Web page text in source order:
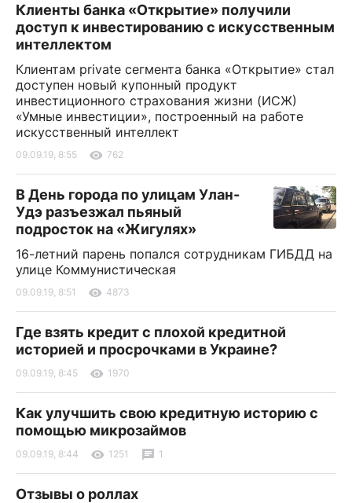
Клиенты банка «Открытие» получили
доступ к инвестированию с искусственным
интеллектом
Клиентам private сегмента банка «Открытие» стал
доступен новый купонный продукт
инвестиционного страхования жизни (ИСЖ)
«Умные инвестиции», построенный на работе
искусственный интеллект
09.09.19, 8:55 762
В День города по улицам Улан-
Удэ разъезжал пьяный
подросток на «Жигулях»
16-летний парень попался сотрудникам ГИБДД на
улице Коммунистическая
09.09.19, 8:51 4873
Где взять кредит с плохой кредитной
историей и просрочками в Украине?
09.09.19, 8:45 1970
Как улучшить свою кредитную историю с
помощью микрозаймов
09.09.19, 8:44 1251 1
Отзывы о роллах